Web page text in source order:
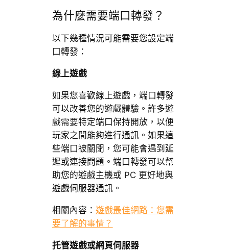
為什麼需要端口轉發？
以下幾種情況可能需要您設定端
口轉發：
線上遊戲
如果您喜歡線上遊戲，端口轉發
可以改善您的遊戲體驗。許多遊
戲需要特定端口保持開放，以便
玩家之間能夠進行通訊。如果這
些端口被關閉，您可能會遇到延
遲或連接問題。端口轉發可以幫
助您的遊戲主機或 PC 更好地與
遊戲伺服器通訊。
相關內容： 遊戲最佳網路：您需
要了解的事情？
托管遊戲或網頁伺服器